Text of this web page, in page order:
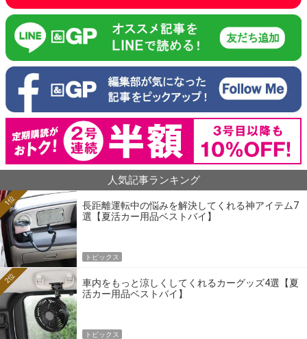
人気記事ランキング
長距離運転中の悩みを解決してくれる神アイテム7
選【夏活カー用品ベストバイ】
1位
トピックス
車内をもっと涼しくしてくれるカーグッズ4選【夏
活カー用品ベストバイ】
2位
トピックス